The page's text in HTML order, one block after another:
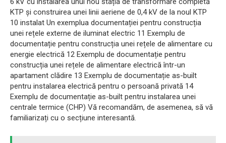
KTP și construirea unei linii aeriene de 0,4 kV de la noul KTP
10 instalat Un exemplua documentației pentru construcția
unei rețele externe de iluminat electric 11 Exemplu de
documentație pentru construcția unei rețele de alimentare cu
energie electrică 12 Exemplu de documentație pentru
construcția unei rețele de alimentare electrică într-un
apartament clădire 13 Exemplu de documentație as-built
pentru instalarea electrică pentru o persoană privată 14
Exemplu de documentație as-built pentru instalarea unei
centrale termice (CHP) Vă recomandăm, de asemenea, să vă
familiarizați cu o secțiune interesantă.